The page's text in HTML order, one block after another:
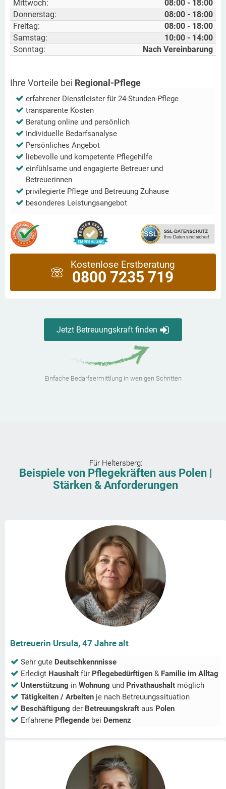
Mittwoch:
08:00 - 18:00
Donnerstag:
08:00 - 18:00
Freitag:
08:00 - 18:00
Samstag:
10:00 - 14:00
Sonntag:
Nach Vereinbarung
Ihre Vorteile bei Regional-Pflege
erfahrener Dienstleister für 24-Stunden-Pflege
transparente Kosten
Beratung online und persönlich
Individuelle Bedarfsanalyse
Persönliches Angebot
liebevolle und kompetente Pflegehilfe
einfühlsame und engagierte Betreuer und
Betreuerinnen
privilegierte Pflege und Betreuung Zuhause
besonderes Leistungsangebot
Kostenlose Erstberatung
0800 7235 719
Jetzt Betreuungskraft finden
Einfache Bedarfsermittlung in wenigen Schritten
Für Heltersberg:
Beispiele von Pflegekräften aus Polen |
Stärken & Anforderungen
Betreuerin Ursula, 47 Jahre alt
Sehr gute Deutschkennnisse
Erledigt Haushalt für Pflegebedürftigen & Familie im Alltag
Unterstützung in Wohnung und Privathaushalt möglich
Tätigkeiten / Arbeiten je nach Betreuungssituation
Beschäftigung der Betreuungskraft aus Polen
Erfahrene Pflegende bei Demenz